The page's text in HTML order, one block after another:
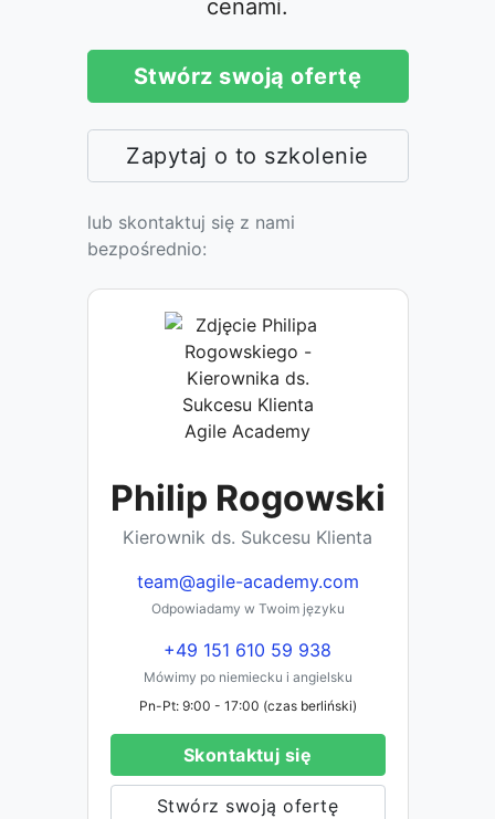
cenami.
Stwórz swoją ofertę
Zapytaj o to szkolenie
lub skontaktuj się z nami
bezpośrednio:
Philip Rogowski
Kierownik ds. Sukcesu Klienta
team@agile-academy.com
Odpowiadamy w Twoim języku
+49 151 610 59 938
Mówimy po niemiecku i angielsku
Pn-Pt: 9:00 - 17:00 (czas berliński)
Skontaktuj się
Stwórz swoją ofertę